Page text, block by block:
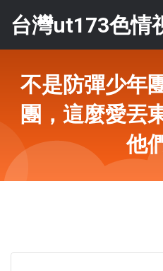
台灣ut173色情
不是防彈少年
團，這麼愛丟
他